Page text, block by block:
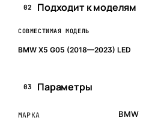
02 Подходит к моделям
СОВМЕСТИМАЯ МОДЕЛЬ
BMW X5 G05 (2018—2023) LED
03 Параметры
МАРКА BMW